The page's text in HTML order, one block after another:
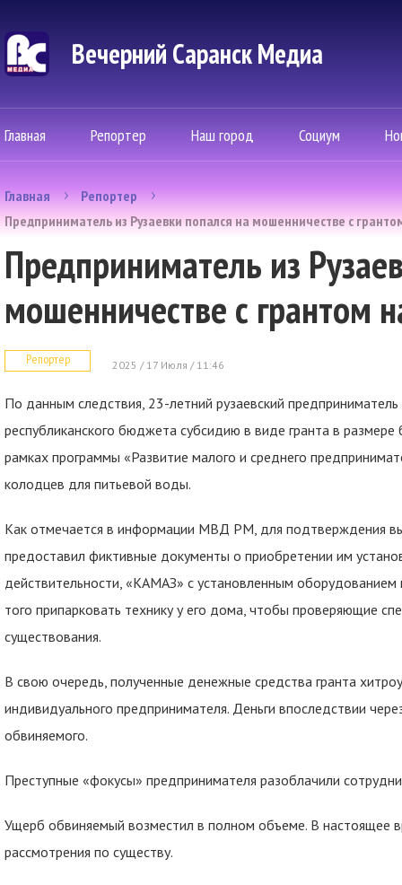
Вечерний Саранск Mедиа
Главная Репортер Наш город Социум
Главная
Репортер
Предприниматель из Рузаевки попался на мошенничестве с
Предприниматель из
мошенничестве с грантом
Репортер 2025 / 17 Июля / 11:46
По данным следствия, 23-летний рузаевский
республиканского бюджета субсидию в виде гранта в
рамках программы «Развитие малого и среднего
колодцев для питьевой воды.
Как отмечается в информации МВД РМ, для подтверждения
предоставил фиктивные документы о приобретении им
действительности, «КАМАЗ» с установленным
того припарковать технику у его дома, чтобы проверяющие
существования.
В свою очередь, полученные денежные средства гранта
индивидуального предпринимателя. Деньги впоследствии
обвиняемого.
Преступные «фокусы» предпринимателя разоблачили
Ущерб обвиняемый возместил в полном объеме. В настоящее
рассмотрения по существу.